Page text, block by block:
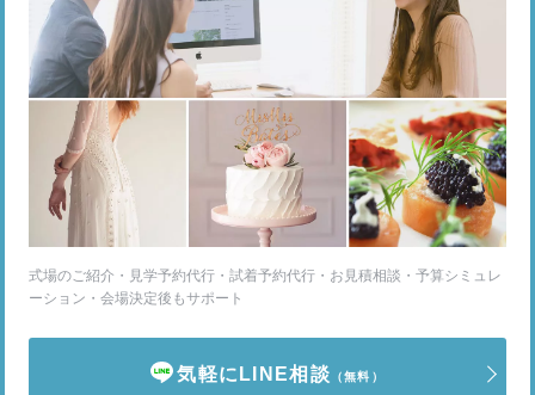
式場のご紹介・見学予約代行・試着予約代行・お見積相談・予算シミュレ
ーション・会場決定後もサポート
気軽にLINE相談 （無料）